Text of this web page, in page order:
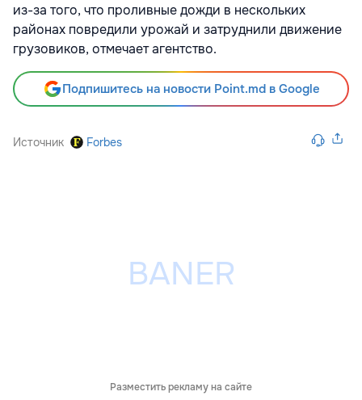
из-за того, что проливные дожди в нескольких
районах повредили урожай и затруднили движение
грузовиков, отмечает агентство.
Подпишитесь на новости Point.md в Google
Источник Forbes
Разместить рекламу на сайте